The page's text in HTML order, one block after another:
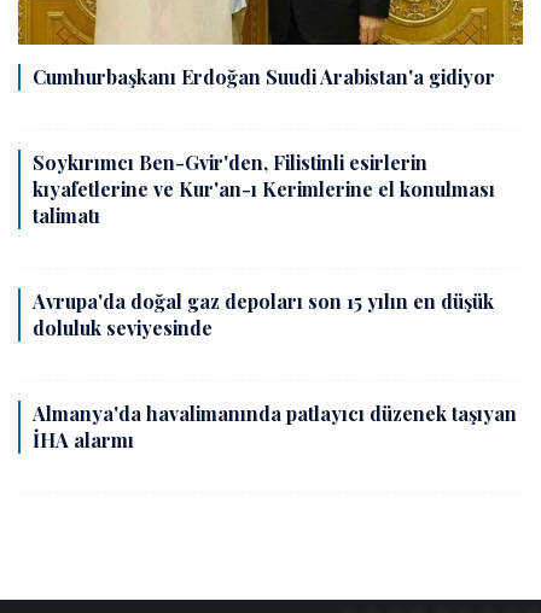
Cumhurbaşkanı Erdoğan Suudi Arabistan'a gidiyor
Soykırımcı Ben-Gvir'den, Filistinli esirlerin
kıyafetlerine ve Kur'an-ı Kerimlerine el konulması
talimatı
Avrupa'da doğal gaz depoları son 15 yılın en düşük
doluluk seviyesinde
Almanya'da havalimanında patlayıcı düzenek taşıyan
İHA alarmı